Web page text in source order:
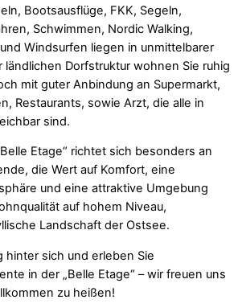
Bootsausflüge, FKK, Segeln,
Schwimmen, Nordic Walking,
Windsurfen liegen in unmittelbarer
ländlichen Dorfstruktur wohnen Sie ruhig
mit guter Anbindung an Supermarkt,
Restaurants, sowie Arzt, die alle in
sind.
Etage“ richtet sich besonders an
die Wert auf Komfort, eine
und eine attraktive Umgebung
auf hohem Niveau,
Landschaft der Ostsee.
hinter sich und erleben Sie
in der „Belle Etage“ – wir freuen uns
zu heißen!